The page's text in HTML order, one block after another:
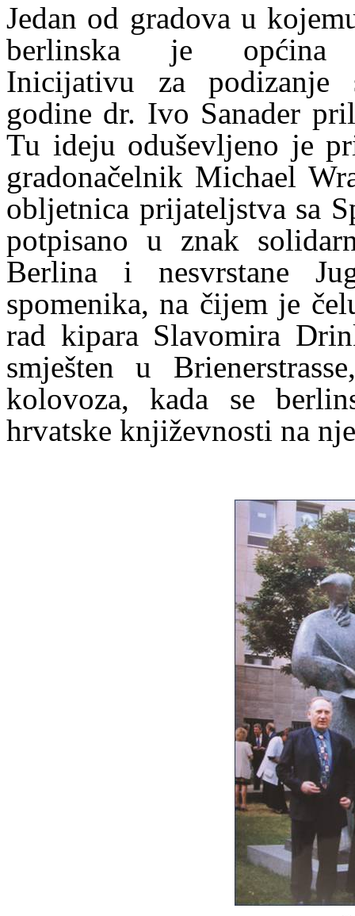
Jedan od gradova u
berlinska je
Inicijativu za podizanje
godine dr. Ivo Sanader
Tu ideju oduševljeno je
gradonačelnik Michael
obljetnica prijateljstva sa
potpisano u znak
Berlina i nesvrstane
spomenika, na čijem je
rad kipara Slavomira
smješten u
kolovoza, kada se
hrvatske književnosti na